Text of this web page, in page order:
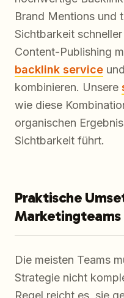
Brand Mentions und
Sichtbarkeit
Content-Publishing
backlink service
kombinieren. Unsere
wie diese
organischen
Sichtbarkeit führt.
Praktische
Marketingteams
Die meisten Teams
Strategie nicht
Regel reicht es, sie